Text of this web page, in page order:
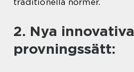
2. Nya innovativa
provningssätt: